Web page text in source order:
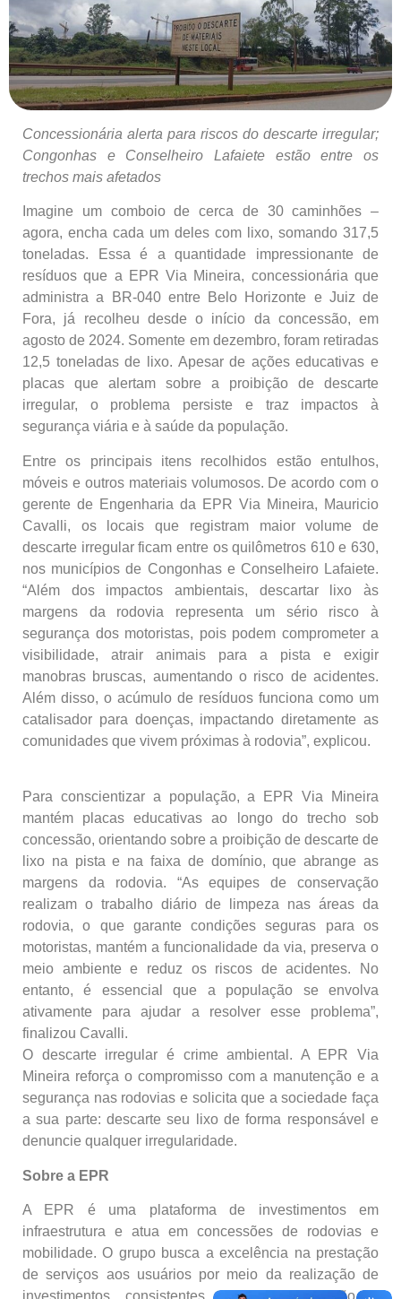
Concessionária alerta para riscos do descarte irregular;
Congonhas e Conselheiro Lafaiete estão entre os
trechos mais afetados
Imagine um comboio de cerca de 30 caminhões –
agora, encha cada um deles com lixo, somando 317,5
toneladas. Essa é a quantidade impressionante de
resíduos que a EPR Via Mineira, concessionária que
administra a BR-040 entre Belo Horizonte e Juiz de
Fora, já recolheu desde o início da concessão, em
agosto de 2024. Somente em dezembro, foram retiradas
12,5 toneladas de lixo. Apesar de ações educativas e
placas que alertam sobre a proibição de descarte
irregular, o problema persiste e traz impactos à
segurança viária e à saúde da população.
Entre os principais itens recolhidos estão entulhos,
móveis e outros materiais volumosos. De acordo com o
gerente de Engenharia da EPR Via Mineira, Mauricio
Cavalli, os locais que registram maior volume de
descarte irregular ficam entre os quilômetros 610 e 630,
nos municípios de Congonhas e Conselheiro Lafaiete.
“Além dos impactos ambientais, descartar lixo às
margens da rodovia representa um sério risco à
segurança dos motoristas, pois podem comprometer a
visibilidade, atrair animais para a pista e exigir
manobras bruscas, aumentando o risco de acidentes.
Além disso, o acúmulo de resíduos funciona como um
catalisador para doenças, impactando diretamente as
comunidades que vivem próximas à rodovia”, explicou.
Para conscientizar a população, a EPR Via Mineira
mantém placas educativas ao longo do trecho sob
concessão, orientando sobre a proibição de descarte de
lixo na pista e na faixa de domínio, que abrange as
margens da rodovia. “As equipes de conservação
realizam o trabalho diário de limpeza nas áreas da
rodovia, o que garante condições seguras para os
motoristas, mantém a funcionalidade da via, preserva o
meio ambiente e reduz os riscos de acidentes. No
entanto, é essencial que a população se envolva
ativamente para ajudar a resolver esse problema”,
finalizou Cavalli.
O descarte irregular é crime ambiental. A EPR Via
Mineira reforça o compromisso com a manutenção e a
segurança nas rodovias e solicita que a sociedade faça
a sua parte: descarte seu lixo de forma responsável e
denuncie qualquer irregularidade.
Sobre a EPR
A EPR é uma plataforma de investimentos em
infraestrutura e atua em concessões de rodovias e
mobilidade. O grupo busca a excelência na prestação
de serviços aos usuários por meio da realização de
investimentos consistentes para modernização e